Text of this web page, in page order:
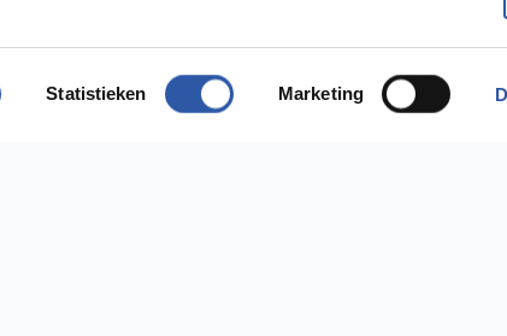
Statistieken Marketing